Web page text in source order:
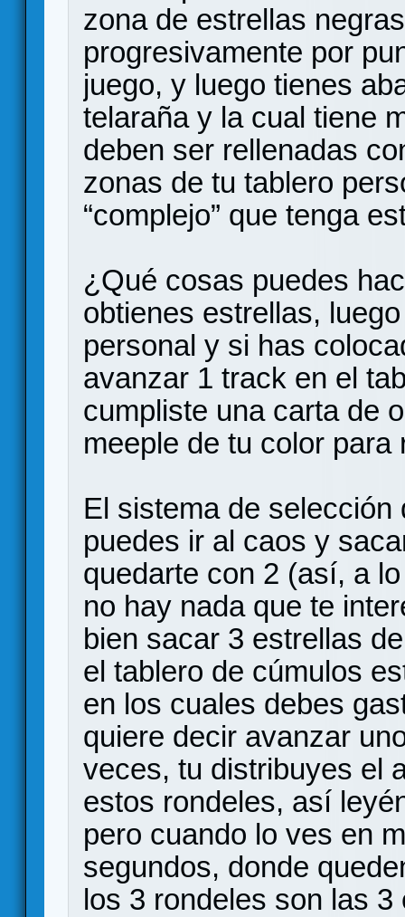
zona de estrellas
progresivamente por
juego, y luego tienes
telaraña y la cual tiene
deben ser rellenadas
zonas de tu tablero
“complejo” que tenga
¿Qué cosas puedes
obtienes estrellas,
personal y si has
avanzar 1 track en el
cumpliste una carta de
meeple de tu color
El sistema de
puedes ir al caos y
quedarte con 2 (así, a
no hay nada que te
bien sacar 3 estrellas
el tablero de cúmulos
en los cuales debes
quiere decir avanzar
veces, tu distribuyes el
estos rondeles, así
pero cuando lo ves en
segundos, donde
los 3 rondeles son las